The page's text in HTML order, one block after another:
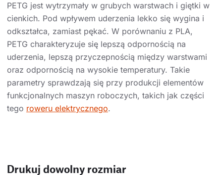
PETG jest wytrzymały w grubych warstwach i giętki w
cienkich. Pod wpływem uderzenia lekko się wygina i
odkształca, zamiast pękać. W porównaniu z PLA,
PETG charakteryzuje się lepszą odpornością na
uderzenia, lepszą przyczepnością między warstwami
oraz odpornością na wysokie temperatury. Takie
parametry sprawdzają się przy produkcji elementów
funkcjonalnych maszyn roboczych, takich jak części
tego roweru elektrycznego.
Drukuj dowolny rozmiar